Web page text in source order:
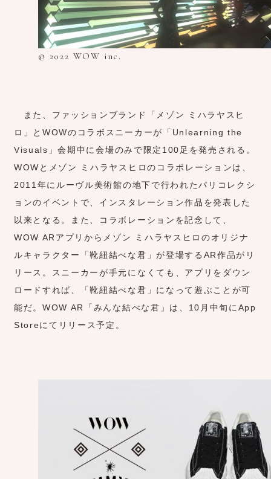
© 2022 WOW inc.
また、ファッションブランド「メゾン ミハラヤスヒ
ロ」とWOWのコラボスニーカーが「Unlearning the
Visuals」会期中に会場のみで限定100足を発売される。
WOWとメゾン ミハラヤスヒロのコラボレーションは、
2011年にルーヴル美術館の地下で行われたパリコレクシ
ョンのイベントで、インスタレーション作品を発表した
以来となる。また、コラボレーションを記念して、
WOW ARアプリからメゾン ミハラヤスヒロのオリジナ
ルキャラクター「靴紐結べな君」が登場するAR作品がリ
リース。スニーカーが手元になくても、アプリをダウン
ロードすれば、「靴紐結べな君」になって遊ぶことが可
能だ。WOW AR「みんな結べな君」は、10月中旬にApp
Storeにてリリース予定。